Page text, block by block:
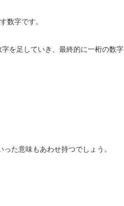
数字です。
を足していき、最終的に一桁の数字
った意味もあわせ持つでしょう。